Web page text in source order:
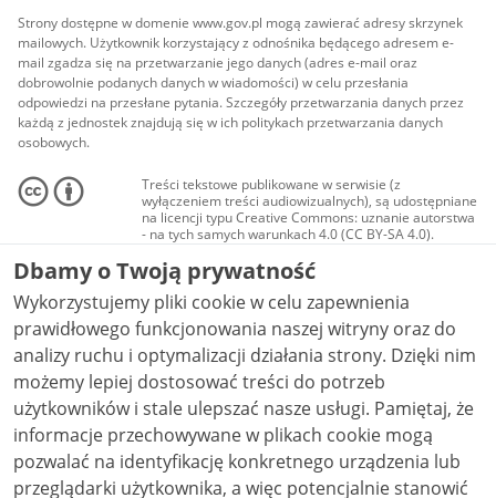
Strony dostępne w domenie www.gov.pl mogą zawierać adresy skrzynek
mailowych. Użytkownik korzystający z odnośnika będącego adresem e-
mail zgadza się na przetwarzanie jego danych (adres e-mail oraz
dobrowolnie podanych danych w wiadomości) w celu przesłania
odpowiedzi na przesłane pytania. Szczegóły przetwarzania danych przez
każdą z jednostek znajdują się w ich politykach przetwarzania danych
osobowych.
Treści tekstowe publikowane w serwisie (z
wyłączeniem treści audiowizualnych), są udostępniane
na licencji typu Creative Commons: uznanie autorstwa
- na tych samych warunkach 4.0 (CC BY-SA 4.0).
Materiały audiowizualne, w tym zdjęcia, materiały
audio i wideo, są udostępniane na licencji typu
Creative Commons: uznanie autorstwa użycie
niekomercyjne - bez utworów zależnych 4.0 (CC BY-
NC-ND 4.0), o ile nie jest to stwierdzone inaczej.
Dbamy o Twoją prywatność
Wykorzystujemy pliki cookie w celu zapewnienia
prawidłowego funkcjonowania naszej witryny oraz do
analizy ruchu i optymalizacji działania strony. Dzięki nim
możemy lepiej dostosować treści do potrzeb
użytkowników i stale ulepszać nasze usługi. Pamiętaj, że
informacje przechowywane w plikach cookie mogą
pozwalać na identyfikację konkretnego urządzenia lub
przeglądarki użytkownika, a więc potencjalnie stanowić